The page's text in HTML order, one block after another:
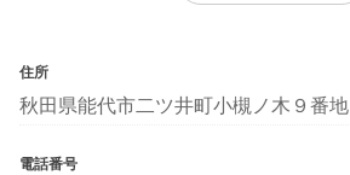
住所
秋田県能代市二ツ井町小槻ノ木９番地
電話番号